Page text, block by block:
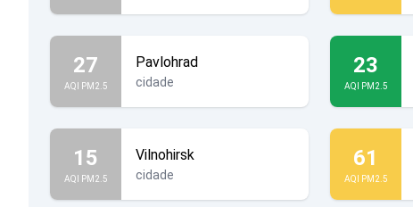
27
AQI PM2.5
Pavlohrad
cidade
23
AQI PM2.5
15
AQI PM2.5
Vilnohirsk
cidade
61
AQI PM2.5